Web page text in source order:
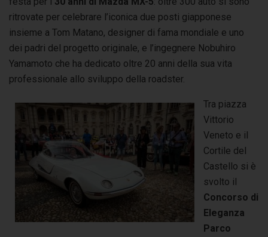
ritrovate per celebrare l’iconica due posti giapponese
insieme a Tom Matano, designer di fama mondiale e uno
dei padri del progetto originale, e l’ingegnere Nobuhiro
Yamamoto che ha dedicato oltre 20 anni della sua vita
professionale allo sviluppo della roadster.
Tra piazza
Vittorio
Veneto e il
Cortile del
Castello si è
svolto il
Concorso di
Eleganza
Parco